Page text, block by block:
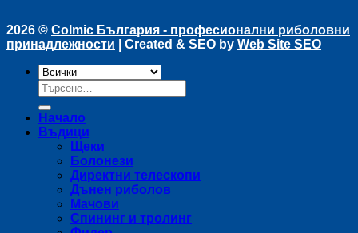
2026 © Colmic България - професионални риболовни
принадлежности | Created & SEO by Web Site SEO
Търсене
за:
Начало
Въдици
Щеки
Болонези
Директни телескопи
Дънен риболов
Мачови
Спининг и тролинг